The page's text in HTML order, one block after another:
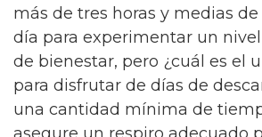
más de tres horas y medias
día para experimentar un
de bienestar, pero ¿cuál es el
para disfrutar de días de
una cantidad mínima de